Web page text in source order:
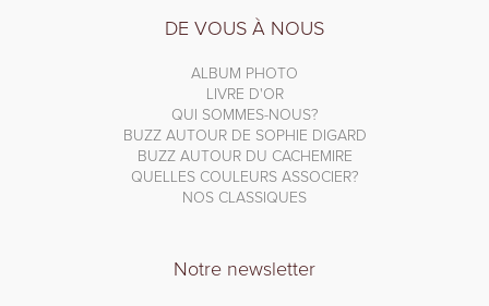
DE VOUS À NOUS
ALBUM PHOTO
LIVRE D'OR
QUI SOMMES-NOUS?
BUZZ AUTOUR DE SOPHIE DIGARD
BUZZ AUTOUR DU CACHEMIRE
QUELLES COULEURS ASSOCIER?
NOS CLASSIQUES
Notre newsletter